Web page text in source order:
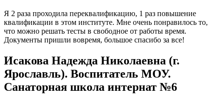
Я 2 раза проходила переквалификацию, 1 раз повышение
квалификации в этом институте. Мне очень понравилось то,
что можно решать тесты в свободное от работы время.
Документы пришли вовремя, большое спасибо за все!
Исакова Надежда Николаевна (г.
Ярославль). Воспитатель МОУ.
Санаторная школа интернат №6